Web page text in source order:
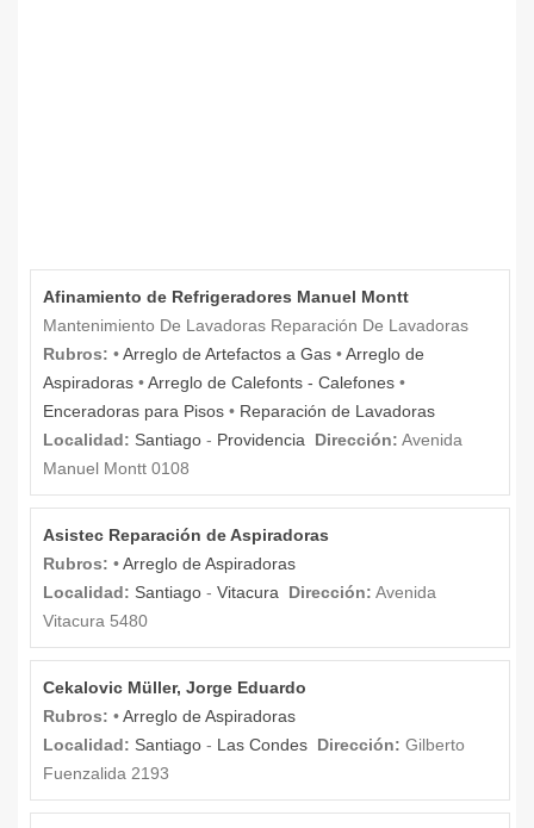
Afinamiento de Refrigeradores Manuel Montt
Mantenimiento De Lavadoras Reparación De Lavadoras
Rubros: •Arreglo de Artefactos a Gas •Arreglo de
Aspiradoras •Arreglo de Calefonts - Calefones •
Enceradoras para Pisos • Reparación de Lavadoras
Localidad: Santiago - Providencia Dirección: Avenida
Manuel Montt 0108
Asistec Reparación de Aspiradoras
Rubros: •Arreglo de Aspiradoras
Localidad: Santiago - Vitacura Dirección: Avenida
Vitacura 5480
Cekalovic Müller, Jorge Eduardo
Rubros: •Arreglo de Aspiradoras
Localidad: Santiago - Las Condes Dirección: Gilberto
Fuenzalida 2193